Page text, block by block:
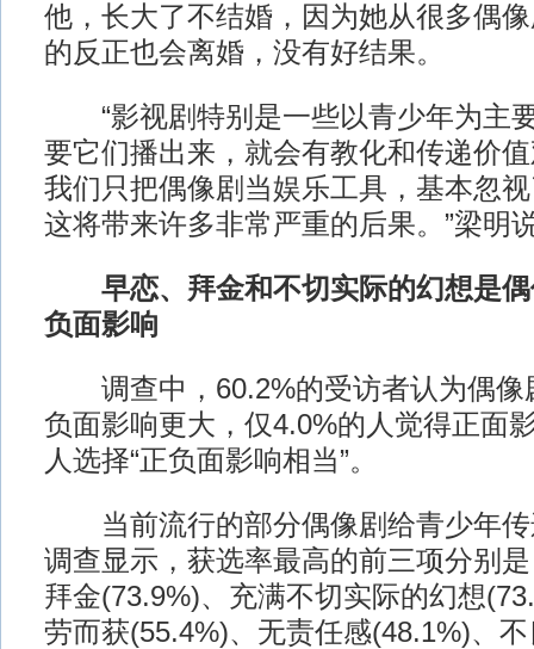
他，长大了不结婚，因为她从很多偶
的反正也会离婚，没有好结果。
“影视剧特别是一些以青少年为主
要它们播出来，就会有教化和传递价
我们只把偶像剧当娱乐工具，基本忽
这将带来许多非常严重的后果。”梁明
早恋、拜金和不切实际的幻想是
负面影响
调查中，60.2%的受访者认为偶像
负面影响更大，仅4.0%的人觉得正面
人选择“正负面影响相当”。
当前流行的部分偶像剧给青少年传
调查显示，获选率最高的前三项分别
拜金(73.9%)、充满不切实际的幻想
劳而获(55.4%)、无责任感(48.1%)、